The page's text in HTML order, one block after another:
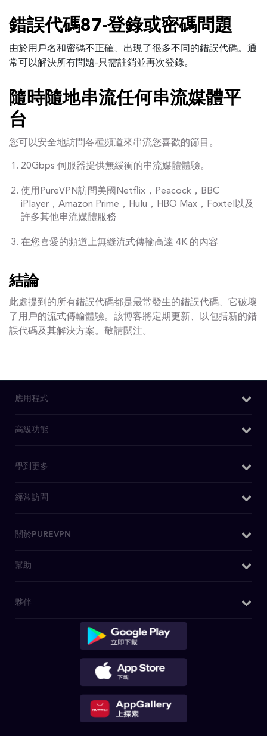
錯誤代碼87-登錄或密碼問題
由於用戶名和密碼不正確、出現了很多不同的錯誤代碼。通
常可以解決所有問題-只需註銷並再次登錄。
隨時隨地串流任何串流媒體平
台
您可以安全地訪問各種頻道來串流您喜歡的節目。
20Gbps 伺服器提供無緩衝的串流媒體體驗。
使用PureVPN訪問美國Netflix，Peacock，BBC
iPlayer，Amazon Prime，Hulu，HBO Max，Foxtel以及
許多其他串流媒體服務
在您喜愛的頻道上無縫流式傳輸高達 4K 的內容
結論
此處提到的所有錯誤代碼都是最常發生的錯誤代碼、它破壞
了用戶的流式傳輸體驗。該博客將定期更新、以包括新的錯
誤代碼及其解決方案。敬請關注。
應用程式
Windows VPN
Android VPN
Firefox 擴充套件
安卓電視 VPN
Huawei VPN
Chromebook VPN
DD-WRT應用程式
保護DDoS的VPN
高級功能
我的IP是什麽
IPv6洩漏測試
學到更多
為什麼選擇PureVPN
什麽是VPN
經常訪問
購買VPN
美國IP
私人瀏覽
關於PUREVPN
關於我們
PureVPN評論
幫助
客戶支援
夥伴